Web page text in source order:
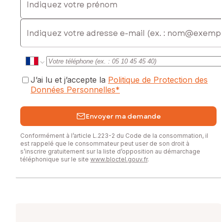
Contactez votre conseiller SAFTI : Emilien CARRÉ, Tél. :
0690468850, E-mail : emilien.carre@safti.fr - EI - Agent
commercial immatriculé au RSAC de Basse-Terre sous le
numéro 792349060
E-mail
J’ai lu et j’accepte la Politique de Protection des
Données Personnelles*
Envoyer ma demande
Conformément à l’article L.223-2 du Code de la consommation, il
est rappelé que le consommateur peut user de son droit à
s’inscrire gratuitement sur la liste d’opposition au démarchage
téléphonique sur le site www.bloctel.gouv.fr.